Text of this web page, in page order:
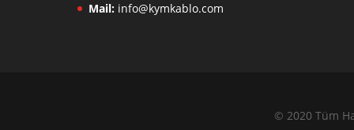
Mail: info@kymkablo.com
© 2020 Tüm